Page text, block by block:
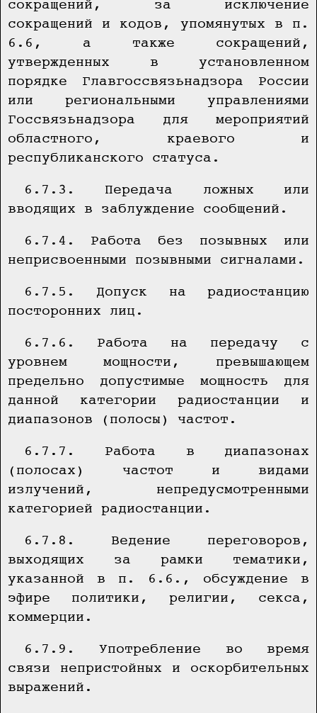
сокращений, за исключение
сокращений и кодов, упомянутых в п.
6.6, а также сокращений,
утвержденных в установленном
порядке Главгоссвязьнадзора России
или региональными управлениями
Госсвязьнадзора для мероприятий
областного, краевого и
республиканского статуса.
6.7.3. Передача ложных или
вводящих в заблуждение сообщений.
6.7.4. Работа без позывных или
неприсвоенными позывными сигналами.
6.7.5. Допуск на радиостанцию
посторонних лиц.
6.7.6. Работа на передачу с
уровнем мощности, превышающем
предельно допустимые мощность для
данной категории радиостанции и
диапазонов (полосы) частот.
6.7.7. Работа в диапазонах
(полосах) частот и видами
излучений, непредусмотренными
категорией радиостанции.
6.7.8. Ведение переговоров,
выходящих за рамки тематики,
указанной в п. 6.6., обсуждение в
эфире политики, религии, секса,
коммерции.
6.7.9. Употребление во время
связи непристойных и оскорбительных
выражений.